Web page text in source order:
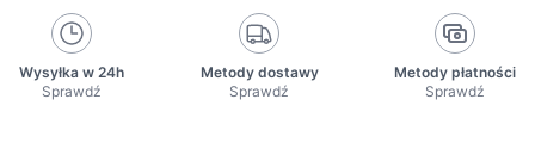
Wysyłka w 24h
Sprawdź
Metody dostawy
Sprawdź
Metody płatności
Sprawdź